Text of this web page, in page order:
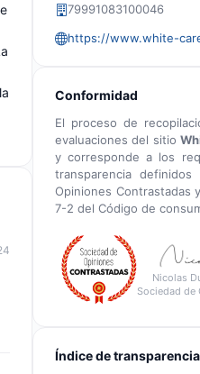
79991083100046
https://www.white-
Conformidad
El proceso de
evaluaciones del sitio
y corresponde a los
transparencia
Opiniones Contrastadas
7-2 del Código de
Nicolas
Sociedad de
Índice de transparencia